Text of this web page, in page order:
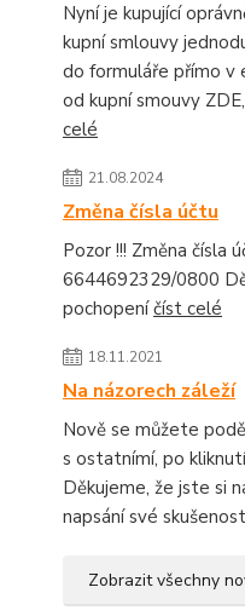
Nyní je kupující
kupní smlouvy
do formuláře přímo v
od kupní smouvy
celé
21.08.2024
Změna čísla účtu
Pozor !!! Změna čísla
6644692329/0800
pochopeníčíst celé
18.11.2021
Na názorech záleží
Nově se můžete
s ostatnímí, po
Děkujeme, že jste si
napsání své
Zobrazit všechny